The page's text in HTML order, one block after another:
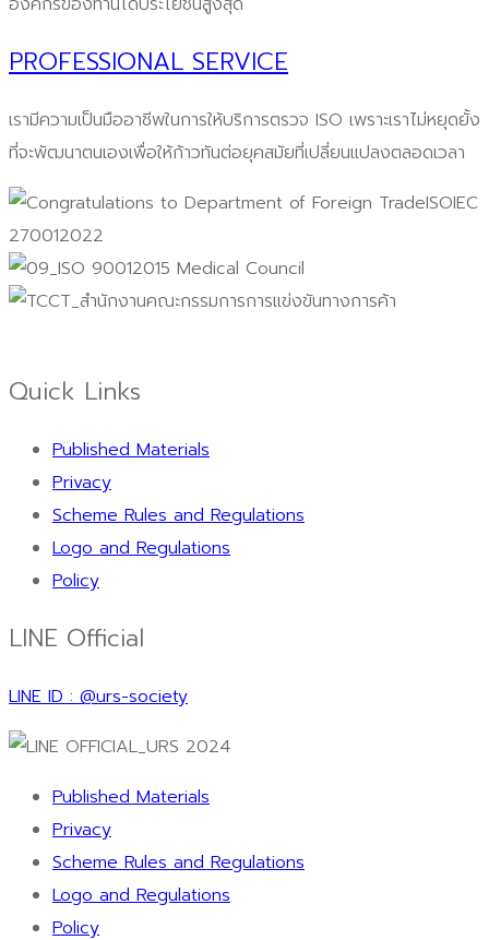
PROFESSIONAL SERVICE
เรามีความเป็นมืออาชีพในการให้บริการตรวจ ISO เพราะเราไม่หยุดยั้ง
ที่จะพัฒนาตนเองเพื่อให้ก้าวทันต่อยุคสมัยที่เปลี่ยนแปลงตลอดเวลา
Quick Links
Published Materials
Privacy
Scheme Rules and Regulations
Logo and Regulations
Policy
LINE Official
LINE ID : @urs-society
Published Materials
Privacy
Scheme Rules and Regulations
Logo and Regulations
Policy